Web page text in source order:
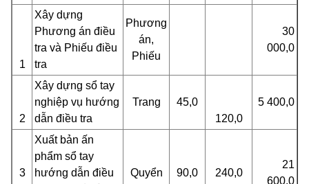
1
Xây dựng
Phương án điều
tra và Phiếu điều
tra
Phương
án,
Phiếu
30
000,0
2
Xây dựng sổ tay
nghiệp vụ hướng
dẫn điều tra
Trang
45,0
120,0
5 400,0
3
Xuất bản ấn
phẩm sổ tay
hướng dẫn điều
Quyển 90,0 240,0
21
600,0